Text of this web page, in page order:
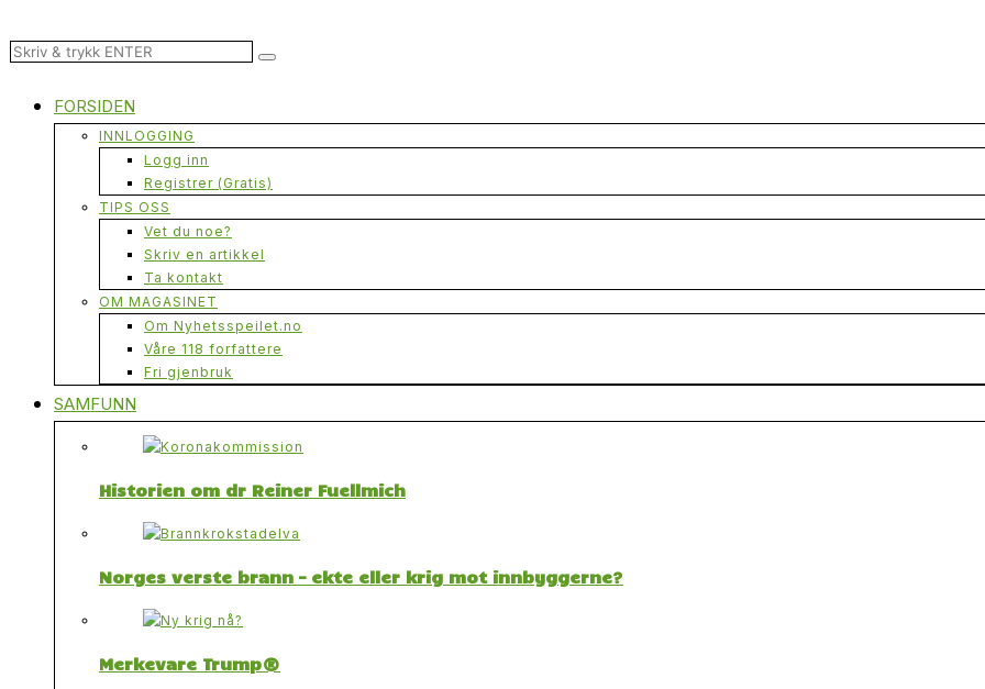
FORSIDEN
INNLOGGING
Logg inn
Registrer (Gratis)
TIPS OSS
Vet du noe?
Skriv en artikkel
Ta kontakt
OM MAGASINET
Om Nyhetsspeilet.no
Våre 118 forfattere
Fri gjenbruk
SAMFUNN
Historien om dr Reiner Fuellmich
Norges verste brann – ekte eller krig mot innbyggerne?
Merkevare Trump®